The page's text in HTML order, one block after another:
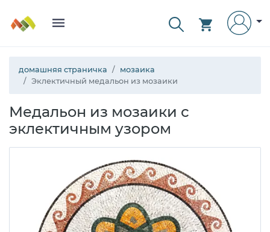
домашняя страничка
мозаика
Эклектичный медальон из мозаики
Медальон из мозаики с
эклектичным узором